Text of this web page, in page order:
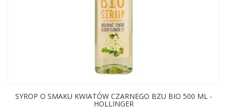
SYROP O SMAKU KWIATÓW CZARNEGO BZU BIO 500 ML -
HOLLINGER